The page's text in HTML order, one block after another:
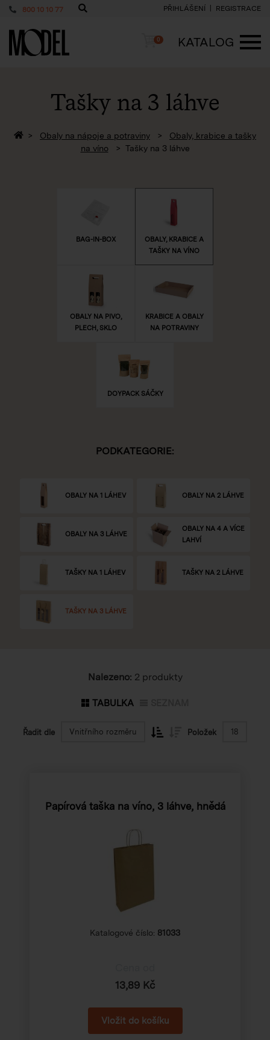
800 10 10 77 PŘIHLÁŠENÍ REGISTRACE
PackShop Košík
0
KATALOG
Tašky na 3 láhve
Zpět na homepage
Obaly na nápoje a potraviny
Obaly, krabice a tašky
na víno
Tašky na 3 láhve
BAG-IN-BOX
OBALY, KRABICE A
TAŠKY NA VÍNO
OBALY NA PIVO,
PLECH, SKLO
KRABICE A OBALY
NA POTRAVINY
DOYPACK SÁČKY
PODKATEGORIE:
OBALY NA 1 LÁHEV OBALY NA 2 LÁHVE
OBALY NA 3 LÁHVE
OBALY NA 4 A VÍCE
LAHVÍ
TAŠKY NA 1 LÁHEV TAŠKY NA 2 LÁHVE
TAŠKY NA 3 LÁHVE
Nalezeno: 2 produkty
TABULKA
Řadit dle Vnitřního rozměru Položek 18
Papírová taška na víno, 3 láhve, hnědá
Katalogové číslo: 81033
13,89 Kč